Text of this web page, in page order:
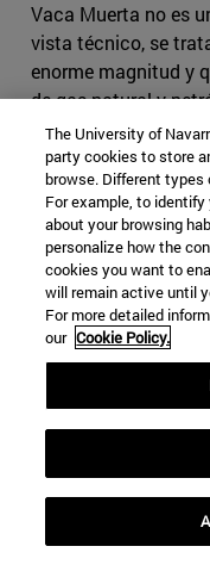
Vaca Muerta no es
vista técnico, se
enorme magnitud y
de gas natural y
técnicas no
perforación
Vaca Muerta una
el máximo talento
actores
explotación de
Igualmente, las
son complejas
precipitaciones y
hortofrutícola, en
hídricos que
se comparó con el
Estados Unidos,
The University of
party cookies to store
browse. Different types
For example, to
about your browsing
personalize how the
cookies you want to
will remain active until
For more detailed
our Cookie Policy.